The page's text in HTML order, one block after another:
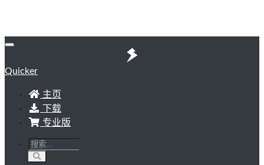
Quicker
主页
下载
专业版